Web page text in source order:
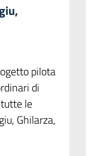
pilota
di
le
Ghilarza,